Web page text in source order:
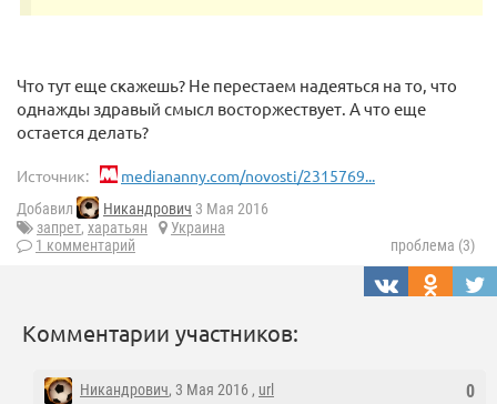
Что тут еще скажешь? Не перестаем надеяться на то, что
однажды здравый смысл восторжествует. А что еще
остается делать?
Источник: mediananny.com/novosti/2315769...
Добавил Никандрович 3 Мая 2016
запрет, харатьян
Украина
1 комментарий
проблема (3)
Комментарии участников:
0
Никандрович, 3 Мая 2016 , url